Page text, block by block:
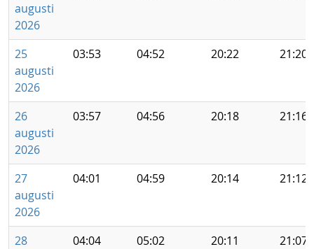
augusti
2026
25
augusti
2026
03:53 04:52 20:22 21:20
26
augusti
2026
03:57 04:56 20:18 21:16
27
augusti
2026
04:01 04:59 20:14 21:12
28
04:04 05:02 20:11 21:07